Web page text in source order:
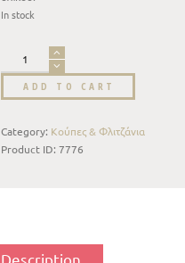
In stock
ADD TO CART
Category: Κούπες & Φλιτζάνια
Product ID: 7776
Description